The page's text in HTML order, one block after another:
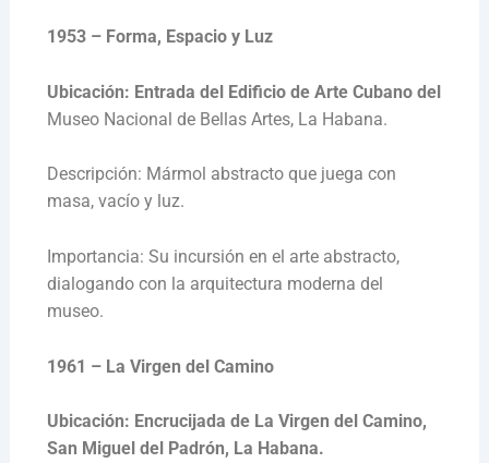
1953 – Forma, Espacio y Luz
Ubicación: Entrada del Edificio de Arte Cubano del
Museo Nacional de Bellas Artes, La Habana.
Descripción: Mármol abstracto que juega con
masa, vacío y luz.
Importancia: Su incursión en el arte abstracto,
dialogando con la arquitectura moderna del
museo.
1961 – La Virgen del Camino
Ubicación: Encrucijada de La Virgen del Camino,
San Miguel del Padrón, La Habana.